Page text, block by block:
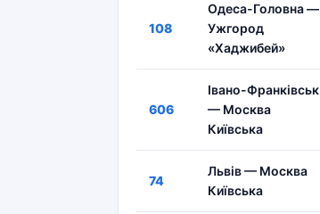
108
Одеса-Головна —
Ужгород
«Хаджибей»
606
Івано-Франківськ
— Москва
Київська
74
Львів — Москва
Київська